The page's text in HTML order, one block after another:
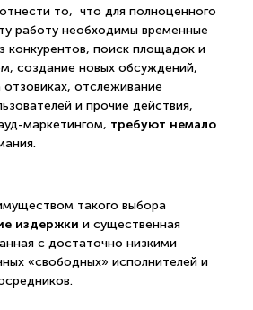
то, что для полноценного
работу необходимы временные
конкурентов, поиск площадок и
создание новых обсуждений,
отзовиках, отслеживание
и прочие действия,
маркетингом, требуют немало
такого выбора
издержки и существенная
с достаточно низкими
«свободных» исполнителей и